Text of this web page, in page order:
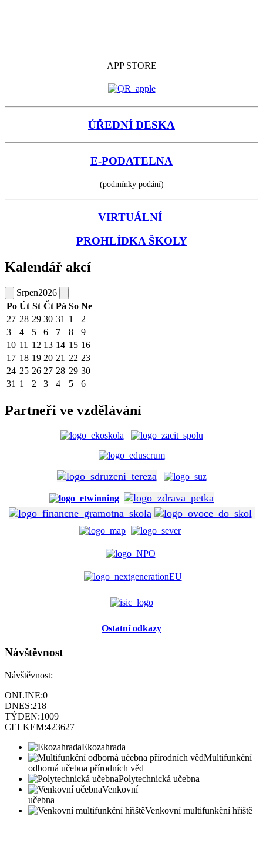
APP STORE
ÚŘEDNÍ DESKA
E-PODATELNA
(podmínky podání)
VIRTUÁLNÍ
PROHLÍDKA ŠKOLY
Kalendář akcí
Srpen2026
Po Út St Čt Pá So Ne
27 28 29 30 31 1
2
3
4 5 6 7 8
9
10 11 12 13 14 15 16
17 18 19 20 21 22 23
24 25 26 27 28 29 30
31 1 2 3 4 5 6
Partneři ve vzdělávání
Ostatní odkazy
Návštěvnost
Návštěvnost:
ONLINE:0
DNES:218
TÝDEN:1009
CELKEM:423627
Ekozahrada
Multifunkční
odborná učebna přírodních věd
Polytechnická učebna
Venkovní
učebna
Venkovní multifunkční hřiště